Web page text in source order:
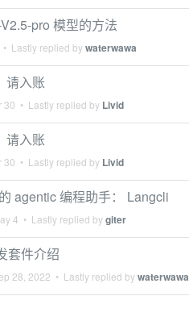
pro 模型的方法
• Lastly replied bywaterwawa
请入账
30 • Lastly replied by Livid
请入账
30 • Lastly replied by Livid
agentic 编程助手： Langcli
4 • Lastly replied bygiter
套件介绍
28, 2022 • Lastly replied bywaterwawa